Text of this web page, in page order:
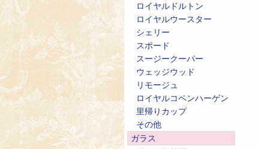
ロイヤルドルトン
ロイヤルウースター
シェリー
スポード
スージークーパー
ウェッジウッド
リモージュ
ロイヤルコペンハーゲン
里帰りカップ
その他
ガラス